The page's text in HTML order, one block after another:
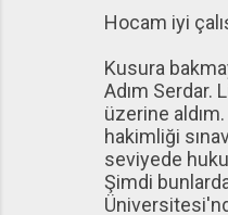
Hocam iyi
Kusura
Adım Serdar.
üzerine aldım.
hakimliği
seviyede
Şimdi